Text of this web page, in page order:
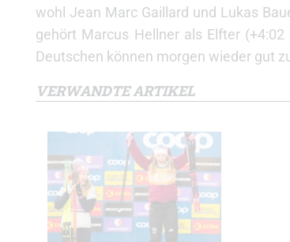
wohl Jean Marc Gaillard und Lukas
gehört Marcus Hellner als Elfter
Deutschen können morgen wieder gut
VERWANDTE ARTIKEL